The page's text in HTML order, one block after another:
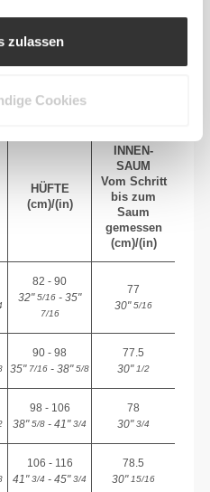
zulassen
Cookies
BASIEREND AUF D
HÜFTE
(cm)/(in)
INNEN-
SAUM
Vom Schritt
bis zum
Saum
gemessen
(cm)/(in)
82 - 90
32"5/16 - 35"
7/16
77
30"5/16
90 - 98
35"7/16 - 38"5/8
77.5
30"1/2
98 - 106
38"5/8 - 41"3/4
78
30"3/4
106 - 116
41"3/4 - 45"3/4
78.5
30"15/16